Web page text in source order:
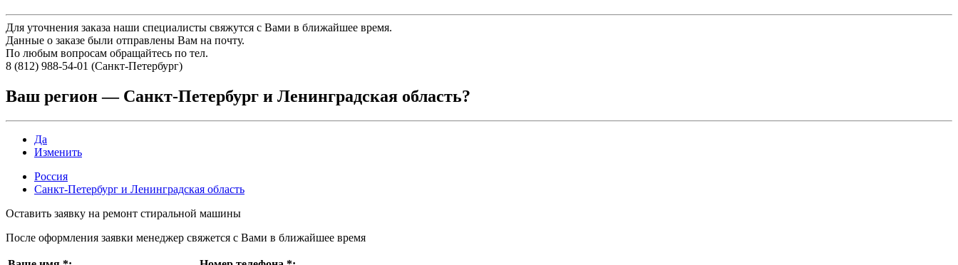
Для уточнения заказа наши специалисты свяжутся с Вами в ближайшее время.
Данные о заказе были отправлены Вам на почту.
По любым вопросам обращайтесь по тел.
8 (812) 988-54-01 (Санкт-Петербург)
Ваш регион — Санкт-Петербург и Ленинградская область?
Да
Изменить
Россия
Санкт-Петербург и Ленинградская область
Оставить заявку на ремонт стиральной машины
После оформления заявки менеджер свяжется с Вами в ближайшее время